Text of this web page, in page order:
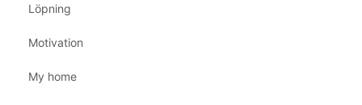
Löpning
Motivation
My home